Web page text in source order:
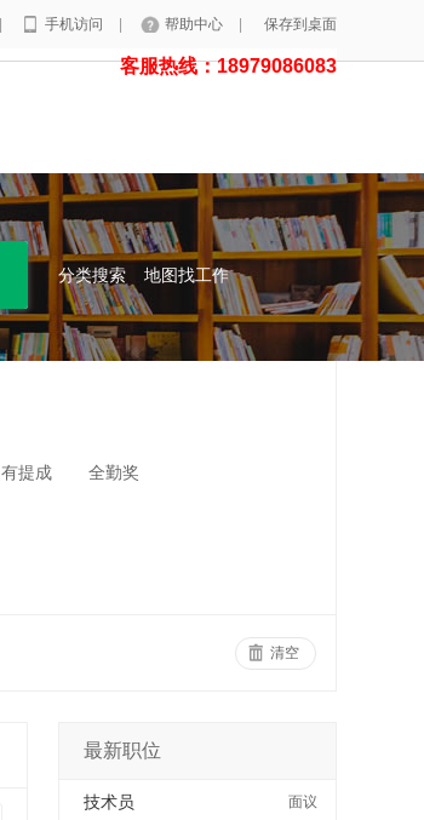
手机访问 帮助中心 保存到桌面
客服热线：18979086083
分类搜索 地图找工作
有提成 全勤奖
清空
最新职位
技术员
面议